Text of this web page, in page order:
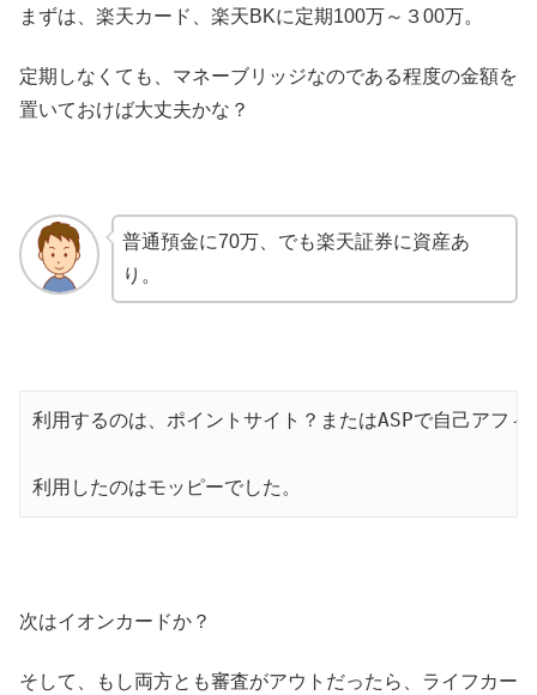
まずは、楽天カード、楽天BKに定期100万～３00万。
定期しなくても、マネーブリッジなのである程度の金額を
置いておけば大丈夫かな？
普通預金に70万、でも楽天証券に資産あ
り。
利用するのは、ポイントサイト？またはASPで自己アフィ
利用したのはモッピーでした。
次はイオンカードか？
そして、もし両方とも審査がアウトだったら、ライフカー